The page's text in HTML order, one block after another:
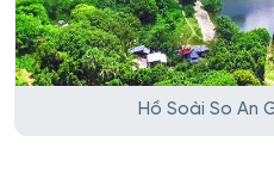
Hồ Soài So An